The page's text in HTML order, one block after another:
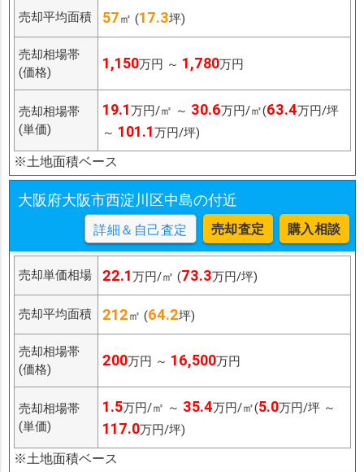
売却平均面積 57㎡ (17.3坪)
売却相場帯
(価格)
1,150万円 ～ 1,780万円
売却相場帯
(単価)
19.1万円/㎡ ～ 30.6万円/㎡(63.4万円/坪
～ 101.1万円/坪)
※土地面積ベース
大阪府大阪市西淀川区中島の付近
詳細＆自己査定 売却査定 購入相談
売却単価相場 22.1万円/㎡ (73.3万円/坪)
売却平均面積 212㎡ (64.2坪)
売却相場帯
(価格)
200万円 ～ 16,500万円
売却相場帯
(単価)
1.5万円/㎡ ～ 35.4万円/㎡(5.0万円/坪 ～
117.0万円/坪)
※土地面積ベース